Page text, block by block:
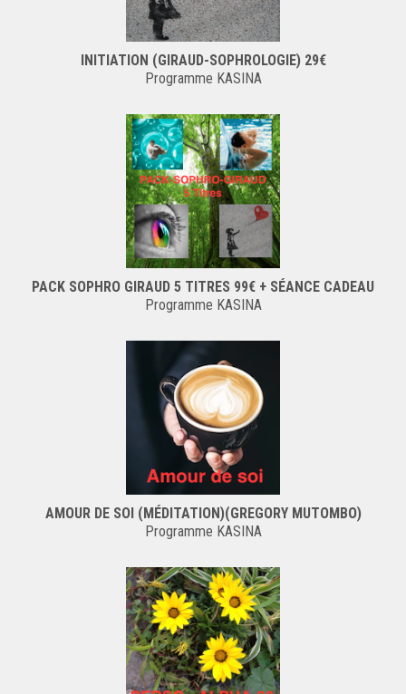
INITIATION (GIRAUD-SOPHROLOGIE) 29€
Programme KASINA
PACK SOPHRO GIRAUD 5 TITRES 99€ + SÉANCE CADEAU
Programme KASINA
AMOUR DE SOI (MÉDITATION)(GREGORY MUTOMBO)
Programme KASINA